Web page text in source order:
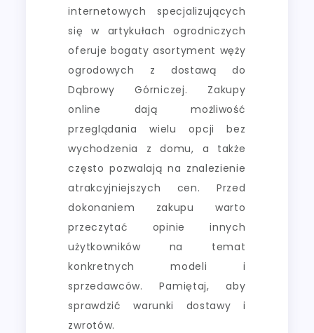
internetowych specjalizujących
się w artykułach ogrodniczych
oferuje bogaty asortyment węży
ogrodowych z dostawą do
Dąbrowy Górniczej. Zakupy
online dają możliwość
przeglądania wielu opcji bez
wychodzenia z domu, a także
często pozwalają na znalezienie
atrakcyjniejszych cen. Przed
dokonaniem zakupu warto
przeczytać opinie innych
użytkowników na temat
konkretnych modeli i
sprzedawców. Pamiętaj, aby
sprawdzić warunki dostawy i
zwrotów.